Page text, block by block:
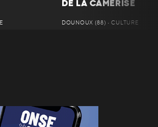
DE LA CAMERISE
DOUNOUX (88) • CULTURE